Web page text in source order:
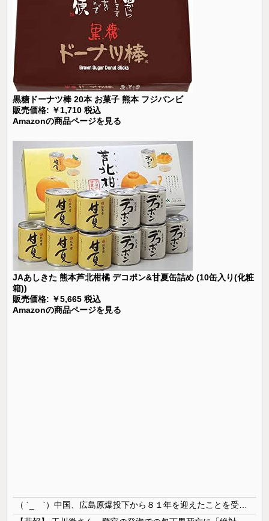
黒糖ドーナツ棒 20本 お菓子 熊本 フジバンビ
販売価格: ￥1,710 税込
Amazonの商品ページを見る
JAあしきた 熊本芦北柑橘 デコポン&甘夏缶詰め (10缶入り(化粧
箱))
販売価格: ￥5,665 税込
Amazonの商品ページを見る